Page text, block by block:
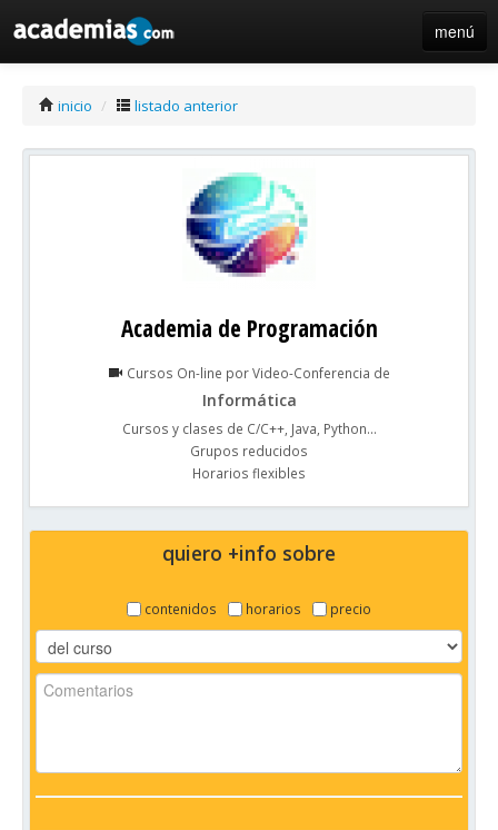
menú
inicio / listado anterior
Academia de Programación
Cursos On-line por Video-Conferencia de
Informática
Cursos y clases de C/C++, Java, Python...
Grupos reducidos
Horarios flexibles
quiero +info sobre
contenidos horarios precio